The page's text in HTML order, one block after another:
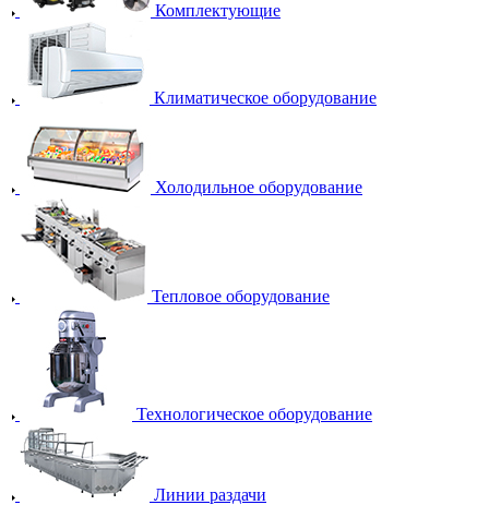
Комплектующие
Климатическое оборудование
Холодильное оборудование
Тепловое оборудование
Технологическое оборудование
Линии раздачи